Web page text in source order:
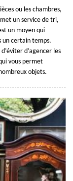
ou les chambres,
un service de tri,
un moyen qui
un certain temps.
d’agencer les
vous permet
objets.